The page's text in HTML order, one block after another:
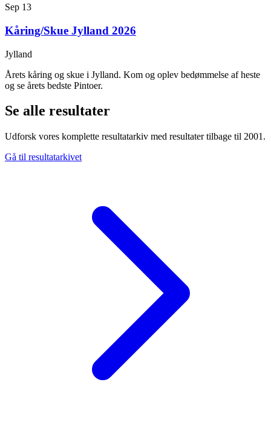
Sep 13
Kåring/Skue Jylland 2026
Jylland
Årets kåring og skue i Jylland. Kom og oplev bedømmelse af heste
og se årets bedste Pintoer.
Se alle resultater
Udforsk vores komplette resultatarkiv med resultater tilbage til 2001.
Gå til resultatarkivet